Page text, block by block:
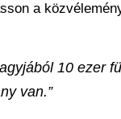
a
10 ezer
van.”